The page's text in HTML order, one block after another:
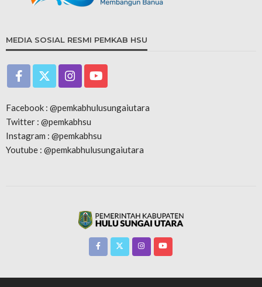
MEDIA SOSIAL RESMI PEMKAB HSU
Facebook : @pemkabhulusungaiutara
Twitter : @pemkabhsu
Instagram : @pemkabhsu
Youtube : @pemkabhulusungaiutara